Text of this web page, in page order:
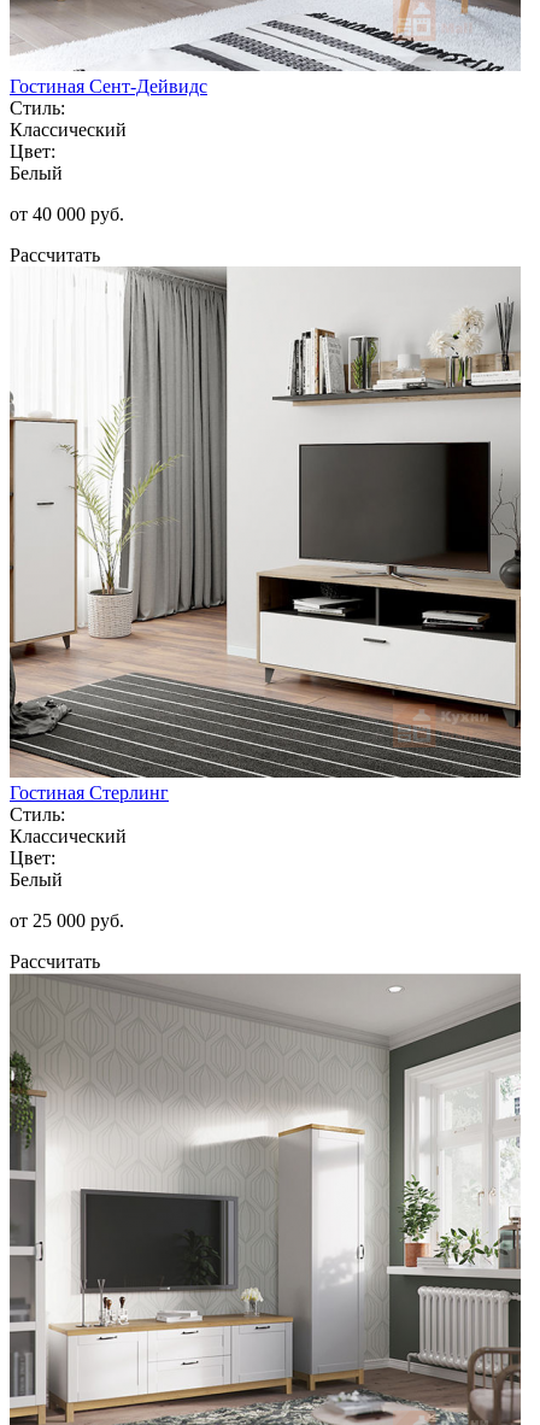
Гостиная Сент-Дейвидс
Стиль:
Классический
Цвет:
Белый
от 40 000 руб.
Рассчитать
Гостиная Стерлинг
Стиль:
Классический
Цвет:
Белый
от 25 000 руб.
Рассчитать